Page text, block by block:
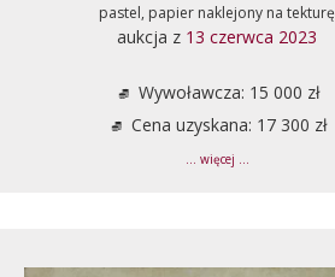
pastel, papier naklejony na tekturę
aukcja z 13 czerwca 2023
Wywoławcza: 15 000 zł
Cena uzyskana: 17 300 zł
... więcej ...